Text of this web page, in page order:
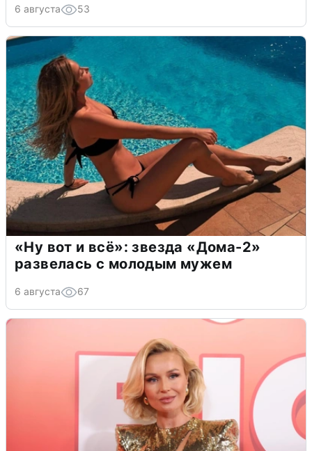
6 августа 53
«Ну вот и всё»: звезда «Дома-2»
развелась с молодым мужем
6 августа 67